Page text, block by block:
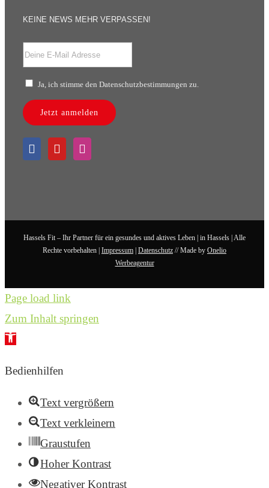
KEINE NEWS MEHR VERPASSEN!
Ja, ich stimme den Datenschutzbestimmungen zu.
Jetzt anmelden
Hassels Fit – Ihr Partner für ein gesundes und aktives Leben | in Hassels | Alle
Rechte vorbehalten | Impressum Datenschutz // Made by Onelio
Werbeagentur
Page load link
Zum Inhalt springen
Werkzeugleiste
Bedienhilfen
Text vergrößern
Text verkleinern
Graustufen
Hoher Kontrast
Negativer Kontrast